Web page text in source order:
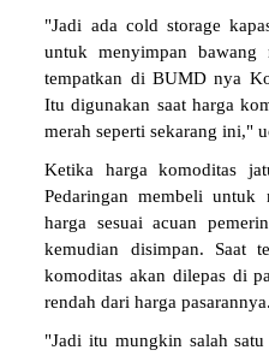
"Jadi ada cold storage
untuk menyimpan
tempatkan di BUMD nya
Itu digunakan saat harga
merah seperti sekarang ini,"
Ketika harga komoditas
Pedaringan membeli untuk
harga sesuai acuan
kemudian disimpan. Saat
komoditas akan dilepas di
rendah dari harga pasarannya.
"Jadi itu mungkin salah